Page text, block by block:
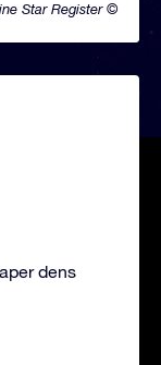
Star Register ©
dens